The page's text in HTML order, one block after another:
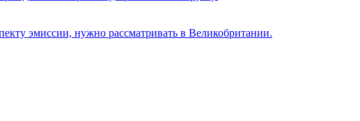
эмиссии, нужно рассматривать в Великобритании.